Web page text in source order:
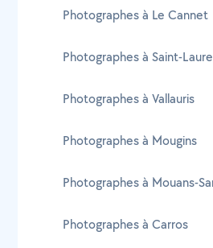
Photographes à Le Cannet
Photographes à Saint-
Photographes à Vallauris
Photographes à Mougins
Photographes à Mouans-
Photographes à Carros